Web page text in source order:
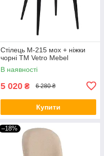
Стілець M-215 мох + ніжки
чорні TM Vetro Mebel
В наявності
5 020 ₴ 6 280 ₴
Купити
–18%